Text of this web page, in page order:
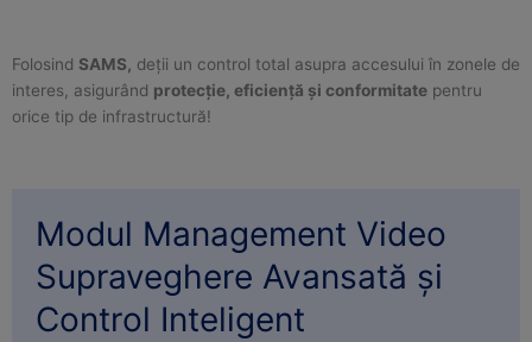
Folosind SAMS,
deții un control total asupra accesului în zonele de
interes, asigurând protecție, eficiență și conformitate pentru
orice tip de infrastructură!
Modul Management Video
Supraveghere Avansată și
Control Inteligent